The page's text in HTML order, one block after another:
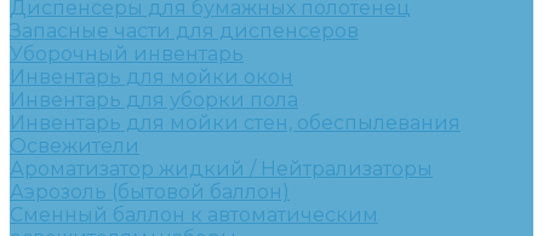
Диспенсеры для бумажных полотенец
Запасные части для диспенсеров
Уборочный инвентарь
Инвентарь для мойки окон
Инвентарь для уборки пола
Инвентарь для мойки стен, обеспылевания
Освежители
Ароматизатор жидкий / Нейтрализаторы
Аэрозоль (бытовой баллон)
Сменный баллон к автоматическим